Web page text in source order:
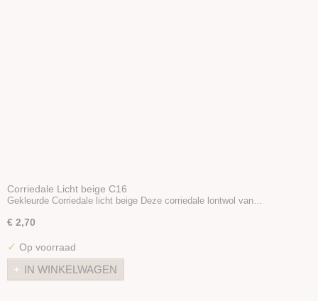
Corriedale Licht beige C16
Gekleurde Corriedale licht beige Deze corriedale lontwol van…
€ 2,70
✓ Op voorraad
IN WINKELWAGEN